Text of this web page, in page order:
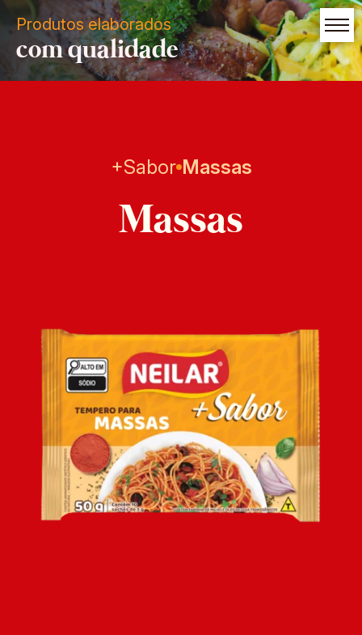
Produtos elaborados
com qualidade
+Sabor Massas
Massas